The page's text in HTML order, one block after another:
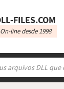
On-line desde 1998